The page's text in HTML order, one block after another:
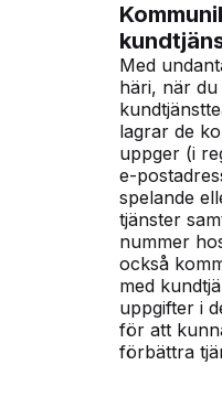
Med
häri, när
lagrar de
uppger (i
e-
spelande
tjänster
nummer
också
med
uppgifter i
för att
förbättra